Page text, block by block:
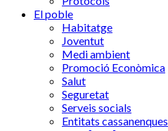
El poble
Habitatge
Joventut
Medi ambient
Promoció Econòmica
Salut
Seguretat
Serveis socials
Entitats cassanenques